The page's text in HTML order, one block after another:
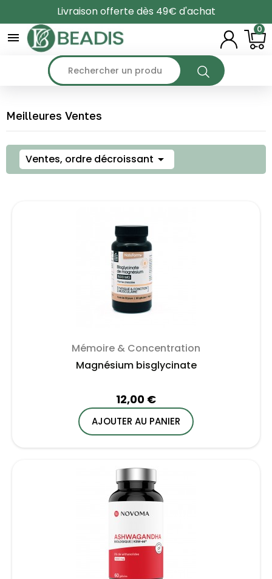
Livraison offerte dès 49€ d'achat

0
Meilleures Ventes
Ventes, ordre décroissant 
Mémoire & Concentration
Magnésium bisglycinate
12,00 €
AJOUTER AU PANIER